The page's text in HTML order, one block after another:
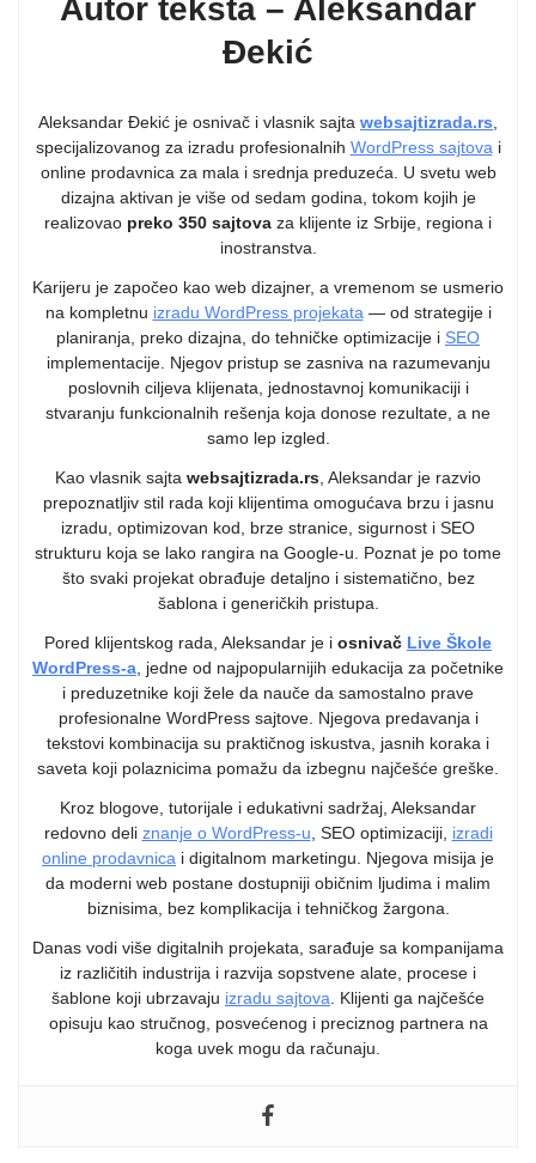
Autor teksta – Aleksandar
Đekić
Aleksandar Đekić je osnivač i vlasnik sajta websajtizrada.rs,
specijalizovanog za izradu profesionalnih WordPress sajtovai
online prodavnica za mala i srednja preduzeća. U svetu web
dizajna aktivan je više od sedam godina, tokom kojih je
realizovao preko 350 sajtova za klijente iz Srbije, regiona i
inostranstva.
Karijeru je započeo kao web dizajner, a vremenom se usmerio
na kompletnu izradu WordPress projekata— od strategije i
planiranja, preko dizajna, do tehničke optimizacije i SEO
implementacije. Njegov pristup se zasniva na razumevanju
poslovnih ciljeva klijenata, jednostavnoj komunikaciji i
stvaranju funkcionalnih rešenja koja donose rezultate, a ne
samo lep izgled.
Kao vlasnik sajta websajtizrada.rs, Aleksandar je razvio
prepoznatljiv stil rada koji klijentima omogućava brzu i jasnu
izradu, optimizovan kod, brze stranice, sigurnost i SEO
strukturu koja se lako rangira na Google-u. Poznat je po tome
što svaki projekat obrađuje detaljno i sistematično, bez
šablona i generičkih pristupa.
Pored klijentskog rada, Aleksandar je i osnivač Live Škole
WordPress-a, jedne od najpopularnijih edukacija za početnike
i preduzetnike koji žele da nauče da samostalno prave
profesionalne WordPress sajtove. Njegova predavanja i
tekstovi kombinacija su praktičnog iskustva, jasnih koraka i
saveta koji polaznicima pomažu da izbegnu najčešće greške.
Kroz blogove, tutorijale i edukativni sadržaj, Aleksandar
redovno deli znanje o WordPress-u, SEO optimizaciji, izradi
online prodavnica i digitalnom marketingu. Njegova misija je
da moderni web postane dostupniji običnim ljudima i malim
biznisima, bez komplikacija i tehničkog žargona.
Danas vodi više digitalnih projekata, sarađuje sa kompanijama
iz različitih industrija i razvija sopstvene alate, procese i
šablone koji ubrzavaju izradu sajtova. Klijenti ga najčešće
opisuju kao stručnog, posvećenog i preciznog partnera na
koga uvek mogu da računaju.